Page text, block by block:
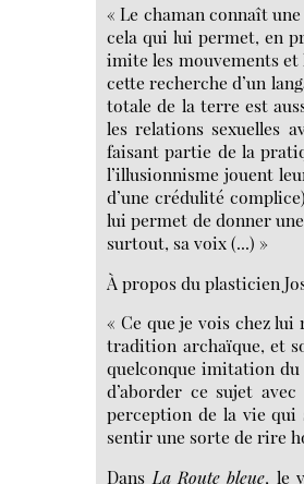
« Le chaman connaît
cela qui lui permet, en
imite les mouvements et
cette recherche d’un
totale de la terre est
les relations sexuelles
faisant partie de la
l’illusionnisme jouent
d’une crédulité
lui permet de donner
surtout, sa voix (...) »
À propos du plasticien
« Ce que je vois chez lui
tradition archaïque, et
quelconque imitation du
d’aborder ce sujet
perception de la vie qui
sentir une sorte de rire
Dans La Route bleue, le